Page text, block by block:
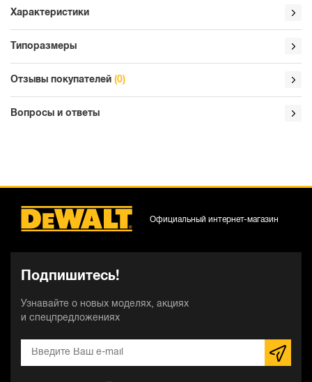
Характеристики
Типоразмеры
Отзывы покупателей (0)
Вопросы и ответы
Подпишитесь!
Узнавайте о новых моделях, акциях
и спецпредложениях
Официальный интернет-магазин